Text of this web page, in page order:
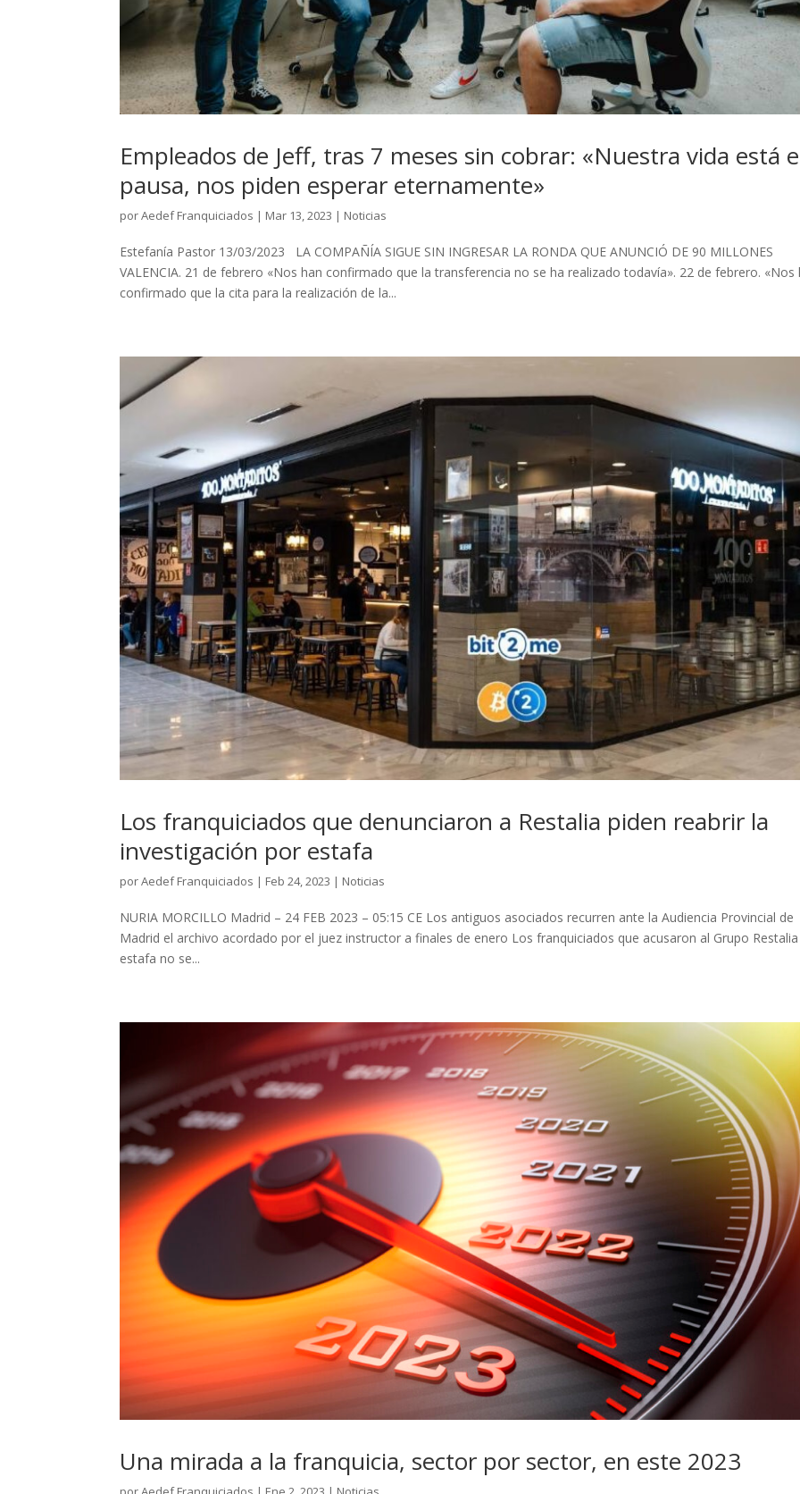
Empleados de Jeff, tras 7 meses sin cobrar: «Nuestra vida está
pausa, nos piden esperar eternamente»
porAedef Franquiciados | Mar 13, 2023 | Noticias
Estefanía Pastor 13/03/2023 LA COMPAÑÍA SIGUE SIN INGRESAR LA RONDA QUE ANUNCIÓ DE 90 MILLONES
VALENCIA. 21 de febrero «Nos han confirmado que la transferencia no se ha realizado todavía». 22 de febrero. «Nos
confirmado que la cita para la realización de la...
Los franquiciados que denunciaron a Restalia piden reabrir la
investigación por estafa
porAedef Franquiciados | Feb 24, 2023 | Noticias
NURIA MORCILLO Madrid – 24 FEB 2023 – 05:15 CE Los antiguos asociados recurren ante la Audiencia Provincial de
Madrid el archivo acordado por el juez instructor a finales de enero Los franquiciados que acusaron al Grupo
estafa no se...
Una mirada a la franquicia, sector por sector, en este 2023